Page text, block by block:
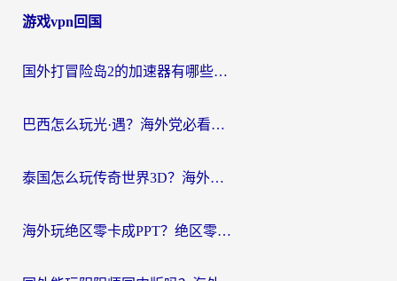
游戏vpn回国
国外打冒险岛2的加速器有哪些？海外玩家国服畅玩全攻略（附实测推荐）
巴西怎么玩光·遇？海外党必看的国服游戏加速器选择指南（附3款热门游戏实测）
泰国怎么玩传奇世界3D？海外党国服游戏加速终极指南（附非洲欧洲热门游戏解决方案）
海外玩绝区零卡成PPT？绝区零加速器免费的推荐+实用技巧，附墨西哥玩谁是卧底美国玩和平精英攻略